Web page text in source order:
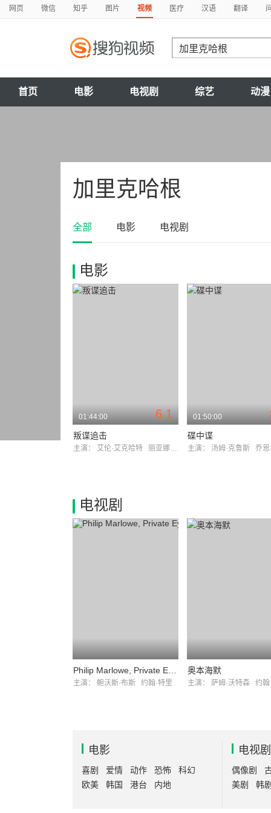
网页 微信 知乎 图片 视频 医疗 汉语 翻译
首页 电影 电视剧 综艺 动漫
加里克哈根
全部 电影 电视剧
电影
6.1
01:44:00
叛谍追击
主演： 艾伦·艾克哈特 丽亚娜·莱伯拉托
01:50:00
碟中谍
主演： 汤姆·克鲁斯 乔恩·
电视剧
主演： 鲍沃斯·布斯 约翰·特里
奥本海默
主演： 萨姆·沃特森 约
电影
喜剧 爱情 动作 恐怖
科幻
欧美
韩国 港台 内地
电视剧
偶像剧
美剧
韩